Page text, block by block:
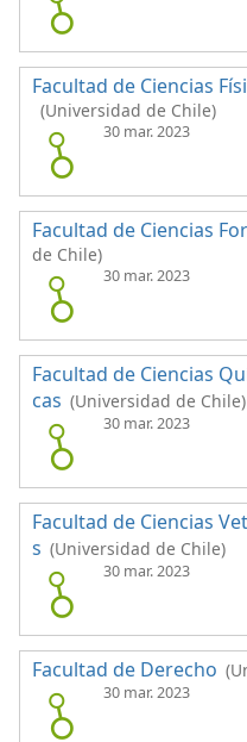
Facultad de Ciencias
(Universidad de Chile)
30 mar. 2023
Facultad de Ciencias
de Chile)
30 mar. 2023
Facultad de Ciencias
cas (Universidad de Chile)
30 mar. 2023
Facultad de Ciencias
s (Universidad de Chile)
30 mar. 2023
Facultad de Derecho
30 mar. 2023